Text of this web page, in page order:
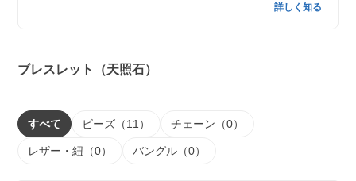
詳しく知る
ブレスレット（天照石）
すべて ビーズ（11） チェーン（0）
レザー・紐（0） バングル（0）